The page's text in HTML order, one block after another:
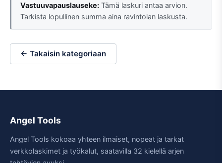
Vastuuvapauslauseke: Tämä laskuri antaa arvion.
Tarkista lopullinen summa aina ravintolan laskusta.
← Takaisin kategoriaan
Angel Tools
Angel Tools kokoaa yhteen ilmaiset, nopeat ja tarkat
verkkolaskimet ja työkalut, saatavilla 32 kielellä arjen